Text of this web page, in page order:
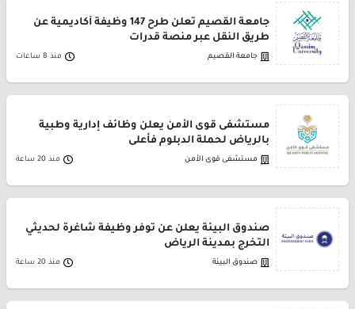
جامعة القصيم تعلن طرح 147 وظيفة أكاديمية عن
طريق النقل عبر منصة قدرات
جامعة القصيم منذ 8 ساعات
مستشفى قوى الأمن يعلن وظائف إدارية وطبية
بالرياض لحملة الدبلوم فأعلى
مستشفى قوى الأمن منذ 20 ساعة
صندوق البيئة يعلن عن توفر وظيفة شاغرة لحديثي
التخرج بمدينة الرياض
صندوق البيئة منذ 20 ساعة